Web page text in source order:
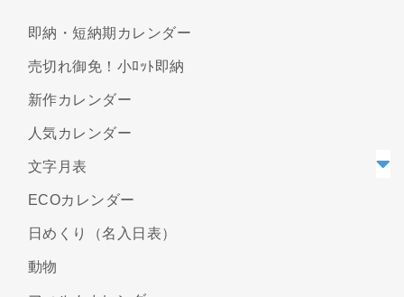
即納・短納期カレンダー
売切れ御免！小ﾛｯﾄ即納
新作カレンダー
人気カレンダー
文字月表
ECOカレンダー
日めくり（名入日表）
動物